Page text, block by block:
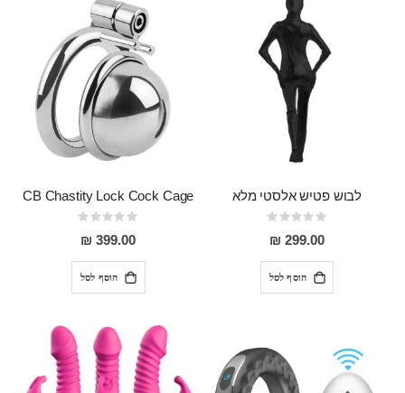
לבוש פטיש אלסטי מלא
Rating:
0%
299.00 ₪
הוסף לסל
CB Chastity Lock Cock Cage
Rating:
0%
399.00 ₪
הוסף לסל